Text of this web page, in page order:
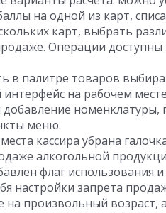
на одной из карт,
карт, выбрать
Операции
в палитре товаров
на рабочем месте
меню.
кассира убрана
алкогольной
флаг использования
настройки запрета
на произвольный